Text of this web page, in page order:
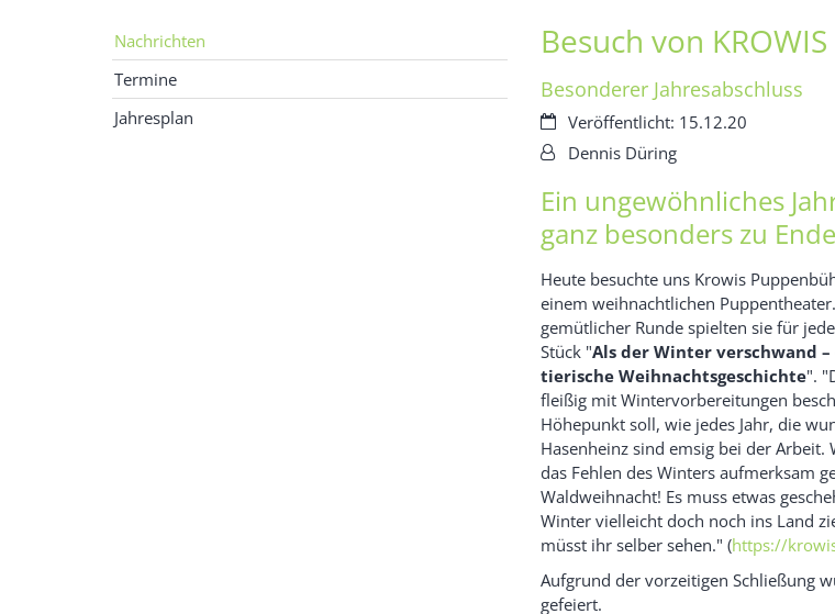
Besuch von
Besonderer Jahresabschluss
Datum:Veröffentlicht: 15.12.20
Von:Dennis Düring
Ein ungewöhnliches
ganz besonders zu
Heute besuchte uns Krowis
einem weihnachtlichen
gemütlicher Runde spielten sie für
Stück "Als der Winter verschwand –
tierische Weihnachtsgeschichte".
fleißig mit Wintervorbereitungen
Höhepunkt soll, wie jedes Jahr, die
Hasenheinz sind emsig bei der
das Fehlen des Winters aufmerksam
Waldweihnacht! Es muss etwas
Winter vielleicht doch noch ins Land
müsst ihr selber sehen." (https://
Aufgrund der vorzeitigen Schließung
gefeiert.
Nachrichten
Termine
Jahresplan